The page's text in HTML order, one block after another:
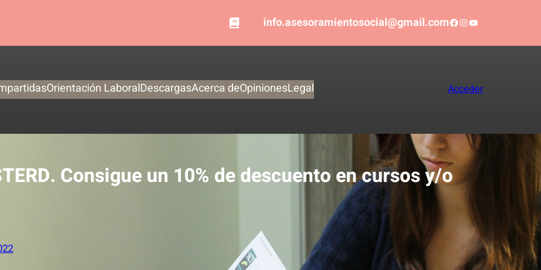
info.asesoramientosocial@gmail.comFacebook
Instagram
YouTube
Orientación LaboralDescargasAcerca deOpinionesLegal Acceder
Consigue un 10% de descuento en cursos y/o